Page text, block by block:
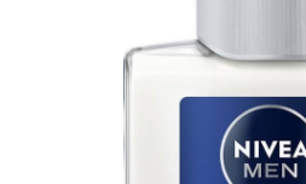
изображений